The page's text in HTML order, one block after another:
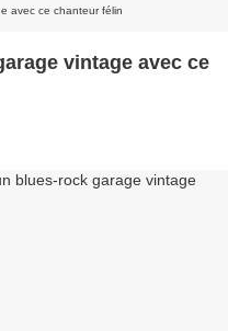
avec ce chanteur félin
vintage avec ce